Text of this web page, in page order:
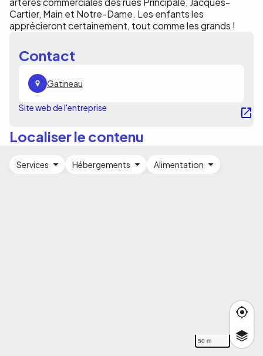
Cartier, Main et Notre-Dame. Les enfants les
apprécieront certainement, tout comme les grands !
Contact
Gatineau
Site web de l'entreprise
Localiser le contenu
50 m
Services Hébergements Alimentation